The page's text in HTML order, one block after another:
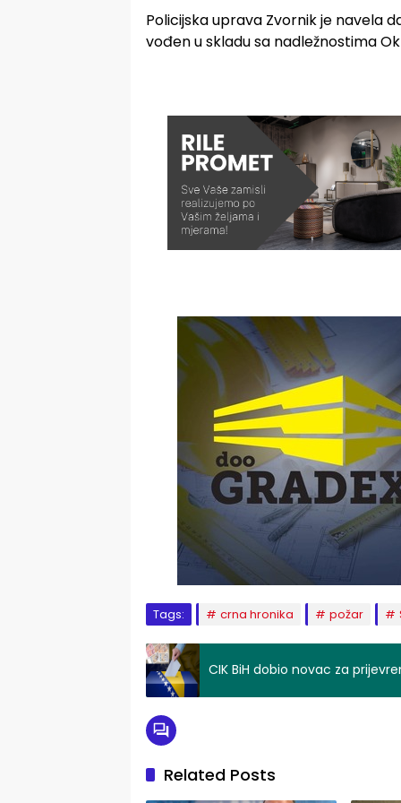
Policijska uprava Zvornik je navela
vođen u skladu sa nadležnostima
Tags: crna hronika požar
CIK BiH dobio novac za
Related Posts